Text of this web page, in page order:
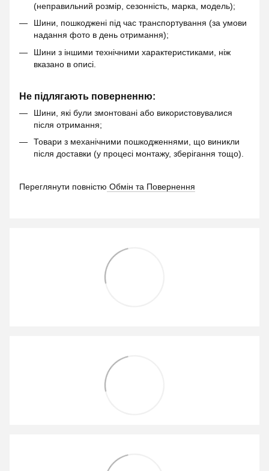
(неправильний розмір, сезонність, марка, модель);
Шини, пошкоджені під час транспортування (за умови
надання фото в день отримання);
Шини з іншими технічними характеристиками, ніж
вказано в описі.
Не підлягають поверненню:
Шини, які були змонтовані або використовувалися
після отримання;
Товари з механічними пошкодженнями, що виникли
після доставки (у процесі монтажу, зберігання тощо).
Переглянути повністю Обмін та Повернення